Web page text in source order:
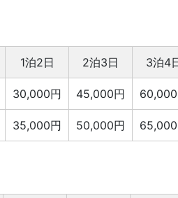
1泊2日 2泊3日 3泊4
30,000円 45,000円 60,000
35,000円 50,000円 65,000